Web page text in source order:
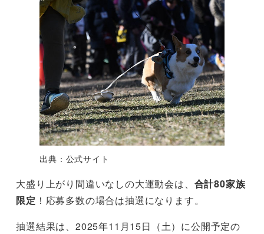
出典：公式サイト
大盛り上がり間違いなしの大運動会は、 合計80家族
限定 ！応募多数の場合は抽選になります。
抽選結果は、2025年11月15日（土）に公開予定の